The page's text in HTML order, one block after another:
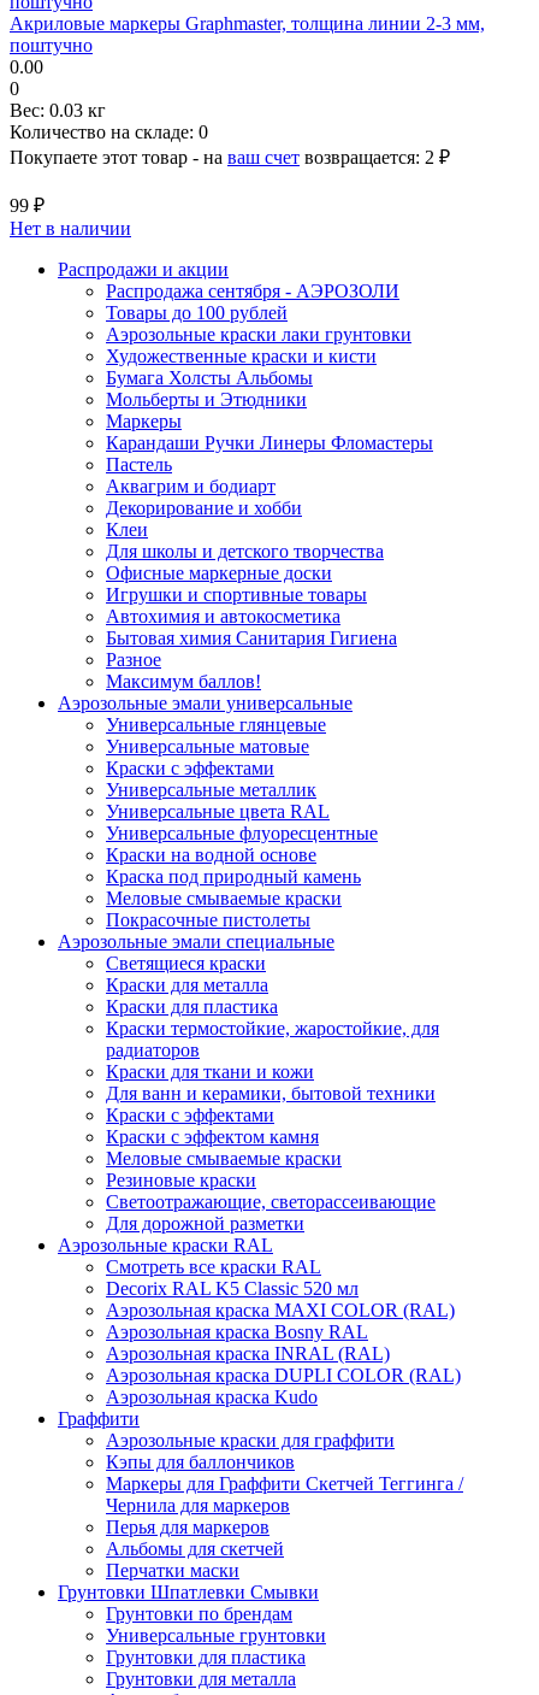
Акриловые маркеры Graphmaster, толщина линии 2-3 мм,
поштучно
0.00
0
Вес: 0.03 кг
Количество на складе: 0
Покупаете этот товар - на ваш счет возвращается: 2 ₽
99 ₽
Нет в наличии
Распродажи и акции
Распродажа сентября - АЭРОЗОЛИ
Товары до 100 рублей
Аэрозольные краски лаки грунтовки
Художественные краски и кисти
Бумага Холсты Альбомы
Мольберты и Этюдники
Маркеры
Карандаши Ручки Линеры Фломастеры
Пастель
Аквагрим и бодиарт
Декорирование и хобби
Клеи
Для школы и детского творчества
Офисные маркерные доски
Игрушки и спортивные товары
Автохимия и автокосметика
Бытовая химия Санитария Гигиена
Разное
Максимум баллов!
Аэрозольные эмали универсальные
Универсальные глянцевые
Универсальные матовые
Краски с эффектами
Универсальные металлик
Универсальные цвета RAL
Универсальные флуоресцентные
Краски на водной основе
Краска под природный камень
Меловые смываемые краски
Покрасочные пистолеты
Аэрозольные эмали специальные
Светящиеся краски
Краски для металла
Краски для пластика
Краски термостойкие, жаростойкие, для
радиаторов
Краски для ткани и кожи
Для ванн и керамики, бытовой техники
Краски с эффектами
Краски с эффектом камня
Меловые смываемые краски
Резиновые краски
Светоотражающие, светорассеивающие
Для дорожной разметки
Аэрозольные краски RAL
Смотреть все краски RAL
Decorix RAL K5 Classic 520 мл
Аэрозольная краска MAXI COLOR (RAL)
Аэрозольная краска Bosny RAL
Аэрозольная краска INRAL (RAL)
Аэрозольная краска DUPLI COLOR (RAL)
Аэрозольная краска Kudo
Граффити
Аэрозольные краски для граффити
Кэпы для баллончиков
Маркеры для Граффити Скетчей Теггинга /
Чернила для маркеров
Перья для маркеров
Альбомы для скетчей
Перчатки маски
Грунтовки Шпатлевки Смывки
Грунтовки по брендам
Универсальные грунтовки
Грунтовки для пластика
Грунтовки для металла